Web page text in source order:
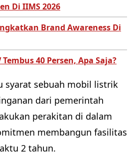
Di IIMS 2026
Brand Awareness Di
Tembus 40 Persen, Apa Saja?
syarat sebuah mobil listrik
dari pemerintah
perakitan di dalam
membangun fasilitas
2 tahun.